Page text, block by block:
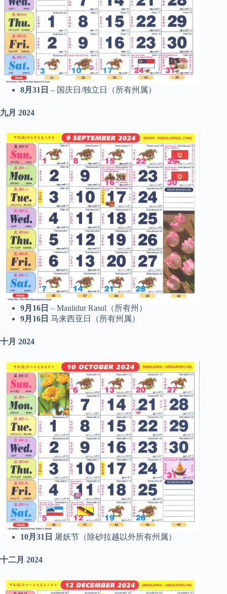
8月31日 – 国庆日/独立日（所有州属）
九月 2024
9月16日 – Maulidur Rasul（所有州）
9月16日 马来西亚日（所有州属）
十月 2024
10月31日 屠妖节（除砂拉越以外所有州属）
十二月 2024